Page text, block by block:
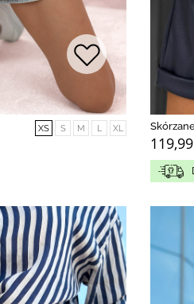
XS S M L XL